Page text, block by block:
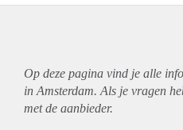
Op deze pagina vind je alle
in Amsterdam. Als je vragen
met de aanbieder.